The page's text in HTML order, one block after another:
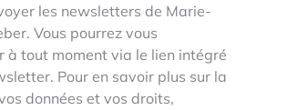
les newsletters de Marie-
Vous pourrez vous
à tout moment via le lien intégré
Pour en savoir plus sur la
données et vos droits,